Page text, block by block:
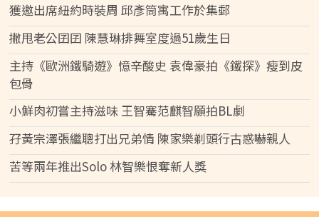
獲邀出席紐約時裝周 邱彥筒寓工作於集郵
撇甩老公囝囝 陳慧琳排舞室度過51歲生日
主持《歐洲鐵騎遊》憶辛酸史 袁偉豪拍《鐵探》瘦到皮
包骨
小鮮肉初嘗主持滋味 王智騫范麒智願拍BL劇
孖黃宗澤張繼聰打出兄弟情 陳家樂剃頭行古惑嚇親人
苦等兩年推出Solo 林智樂恨奪新人獎